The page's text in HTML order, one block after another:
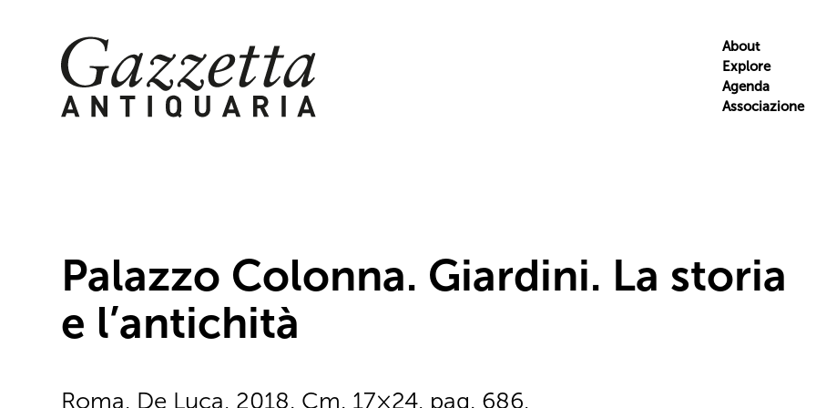
Skip
to
content
About
Explore
Agenda
Associazione
Palazzo Colonna. Giardini. La storia
e l’antichità
Roma, De Luca, 2018. Cm. 17×24, pag. 686,